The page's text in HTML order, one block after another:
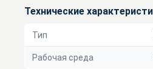
Технические
Тип
Рабочая среда